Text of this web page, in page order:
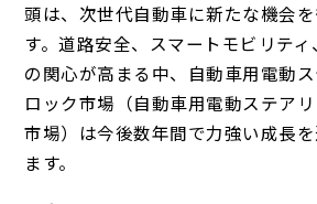
頭は、次世代自動車に新たな機会
す。道路安全、スマートモビリテ
の関心が高まる中、自動車用電動
ロック市場（自動車用電動ステア
市場）は今後数年間で力強い成長
ます。